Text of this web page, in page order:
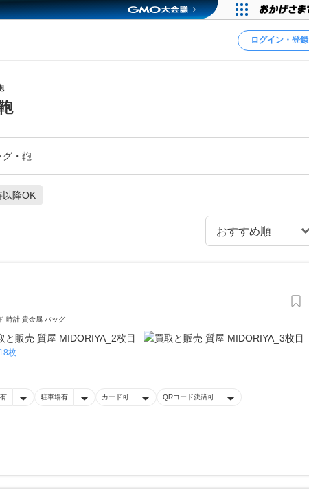
ログイン・登録
グ・鞄
以降OK
時計 貴金属 バッグ
枚
駐車場有 カード可 QRコード決済可